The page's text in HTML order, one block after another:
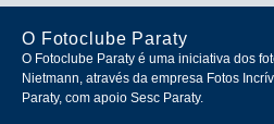
O Fotoclube Paraty
O Fotoclube Paraty é uma iniciativa dos
Nietmann, através da empresa Fotos
Paraty, com apoio Sesc Paraty.